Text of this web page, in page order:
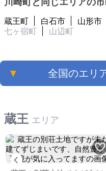
蔵王町 白石市 山形市
七ヶ宿町
山辺町
▼ 全国のエリ
蔵王 エリア
Previous